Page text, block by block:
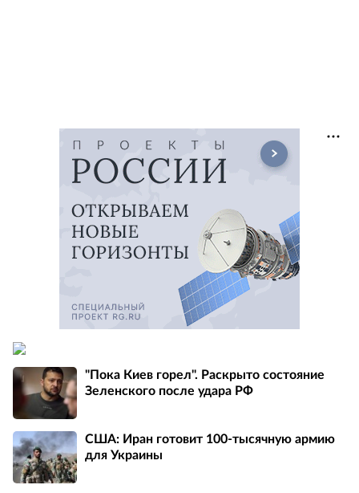
"Пока Киев горел". Раскрыто состояние
Зеленского после удара РФ
США: Иран готовит 100-тысячную армию
для Украины